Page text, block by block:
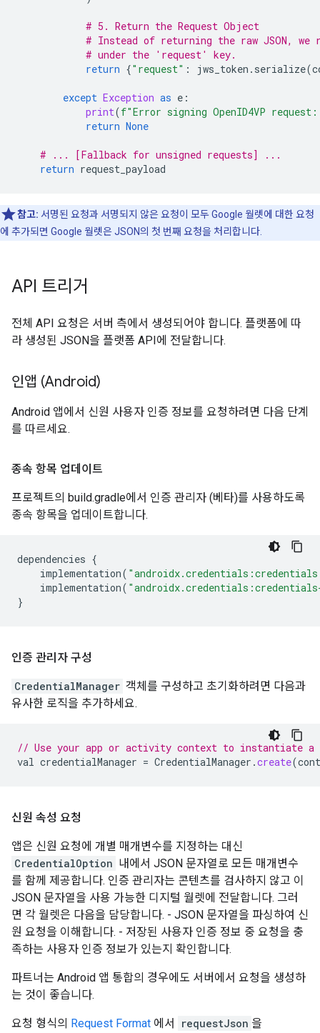
# 5. Return the Request Object
# Instead of returning the raw JSON, we
# under the 'request' key.
return {"request" : jws_token . serialize(
except Exception as e :
print(f"Error signing OpenID4VP
return None
# ... [Fallback for unsigned requests] ...
return request_payload
참고: 서명된 요청과 서명되지 않은 요청이 모두 Google 월렛에 대한 요청
에 추가되면 Google 월렛은 JSON의 첫 번째 요청을 처리합니다.
API 트리거
전체 API 요청은 서버 측에서 생성되어야 합니다. 플랫폼에 따
라 생성된 JSON을 플랫폼 API에 전달합니다.
인앱 (Android)
Android 앱에서 신원 사용자 인증 정보를 요청하려면 다음 단계
를 따르세요.
종속 항목 업데이트
프로젝트의 build.gradle에서 인증 관리자 (베타)를 사용하도록
종속 항목을 업데이트합니다.
dependencies {
implementation(
implementation(
}
인증 관리자 구성
CredentialManager 객체를 구성하고 초기화하려면 다음과
유사한 로직을 추가하세요.
// Use your app or activity context to instantiate a
val credentialManager = CredentialManager .create(
신원 속성 요청
앱은 신원 요청에 개별 매개변수를 지정하는 대신
CredentialOption 내에서 JSON 문자열로 모든 매개변수
를 함께 제공합니다. 인증 관리자는 콘텐츠를 검사하지 않고 이
JSON 문자열을 사용 가능한 디지털 월렛에 전달합니다. 그러
면 각 월렛은 다음을 담당합니다. - JSON 문자열을 파싱하여 신
원 요청을 이해합니다. - 저장된 사용자 인증 정보 중 요청을 충
족하는 사용자 인증 정보가 있는지 확인합니다.
파트너는 Android 앱 통합의 경우에도 서버에서 요청을 생성하
는 것이 좋습니다.
요청 형식의 Request Format 에서 requestJson 을